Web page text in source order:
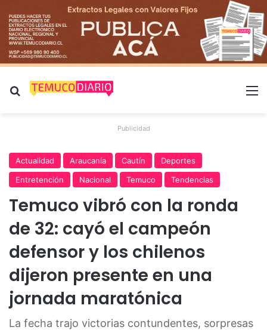
Buscar por
Publicidad
Actualidad Araucanía Cautín
Deportes
Entretención
Nacional Temuco Tendencias
Temuco vibró con la ronda
de 32: cayó el campeón
defensor y los chilenos
dijeron presente en una
jornada maratónica
La fecha trajo victorias contundentes, sorpresas